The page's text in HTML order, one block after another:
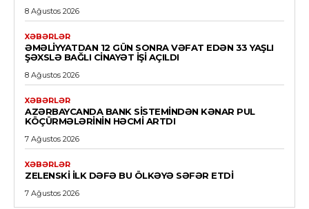
8 Ağustos 2026
XƏBƏRLƏR
ƏMƏLIYYATDAN 12 GÜN SONRA VƏFAT EDƏN 33 YAŞLI
ŞƏXSLƏ BAĞLI CINAYƏT IŞI AÇILDI
8 Ağustos 2026
XƏBƏRLƏR
AZƏRBAYCANDA BANK SISTEMINDƏN KƏNAR PUL
KÖÇÜRMƏLƏRININ HƏCMI ARTDI
7 Ağustos 2026
XƏBƏRLƏR
ZELENSKI ILK DƏFƏ BU ÖLKƏYƏ SƏFƏR ETDI
7 Ağustos 2026